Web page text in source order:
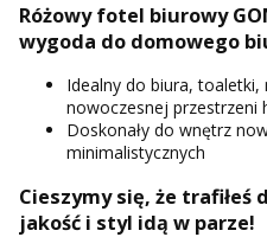
Różowy fotel biurowy
wygoda do domowego
Idealny do biura,
nowoczesnej przestrzeni
Doskonały do wnętrz
minimalistycznych
Cieszymy się, że trafiłeś
jakość i styl idą w parze!